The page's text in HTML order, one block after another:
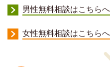
男性無料相談はこちらへ
女性無料相談はこちらへ